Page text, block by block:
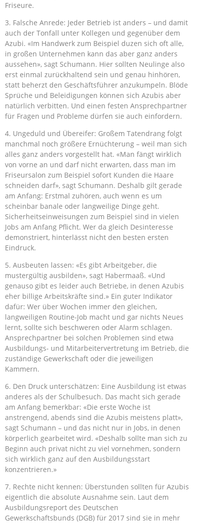
Friseure.
3. Falsche Anrede: Jeder Betrieb ist anders – und damit
auch der Tonfall unter Kollegen und gegenüber dem
Azubi. «Im Handwerk zum Beispiel duzen sich oft alle,
in großen Unternehmen kann das aber ganz anders
aussehen», sagt Schumann. Hier sollten Neulinge also
erst einmal zurückhaltend sein und genau hinhören,
statt beherzt den Geschäftsführer anzukumpeln. Blöde
Sprüche und Beleidigungen können sich Azubis aber
natürlich verbitten. Und einen festen Ansprechpartner
für Fragen und Probleme dürfen sie auch einfordern.
4. Ungeduld und Übereifer: Großem Tatendrang folgt
manchmal noch größere Ernüchterung – weil man sich
alles ganz anders vorgestellt hat. «Man fängt wirklich
von vorne an und darf nicht erwarten, dass man im
Friseursalon zum Beispiel sofort Kunden die Haare
schneiden darf», sagt Schumann. Deshalb gilt gerade
am Anfang: Erstmal zuhören, auch wenn es um
scheinbar banale oder langweilige Dinge geht.
Sicherheitseinweisungen zum Beispiel sind in vielen
Jobs am Anfang Pflicht. Wer da gleich Desinteresse
demonstriert, hinterlässt nicht den besten ersten
Eindruck.
5. Ausbeuten lassen: «Es gibt Arbeitgeber, die
mustergültig ausbilden», sagt Habermaaß. «Und
genauso gibt es leider auch Betriebe, in denen Azubis
eher billige Arbeitskräfte sind.» Ein guter Indikator
dafür: Wer über Wochen immer den gleichen,
langweiligen Routine-Job macht und gar nichts Neues
lernt, sollte sich beschweren oder Alarm schlagen.
Ansprechpartner bei solchen Problemen sind etwa
Ausbildungs- und Mitarbeitervertretung im Betrieb, die
zuständige Gewerkschaft oder die jeweiligen
Kammern.
6. Den Druck unterschätzen: Eine Ausbildung ist etwas
anderes als der Schulbesuch. Das macht sich gerade
am Anfang bemerkbar: «Die erste Woche ist
anstrengend, abends sind die Azubis meistens platt»,
sagt Schumann – und das nicht nur in Jobs, in denen
körperlich gearbeitet wird. «Deshalb sollte man sich zu
Beginn auch privat nicht zu viel vornehmen, sondern
sich wirklich ganz auf den Ausbildungsstart
konzentrieren.»
7. Rechte nicht kennen: Überstunden sollten für Azubis
eigentlich die absolute Ausnahme sein. Laut dem
Ausbildungsreport des Deutschen
Gewerkschaftsbunds (DGB) für 2017 sind sie in mehr